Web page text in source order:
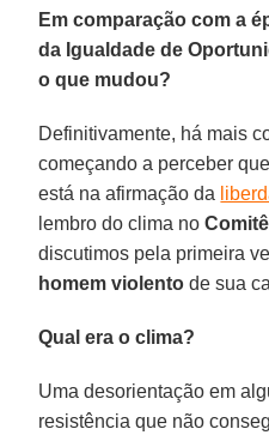
Em comparação com a
da Igualdade de
o que mudou?
Definitivamente, há mais
começando a perceber
está na afirmação da
lembro do clima no
discutimos pela primeira
homem violento de sua
Qual era o clima?
Uma desorientação em
resistência que não